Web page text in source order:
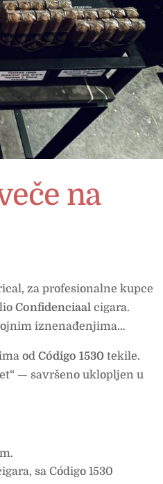
na
za profesionalne kupce
Confidenciaal cigara.
iznenađenjima…
odCódigo 1530 tekile.
— savršeno uklopljen u
sa Código 1530